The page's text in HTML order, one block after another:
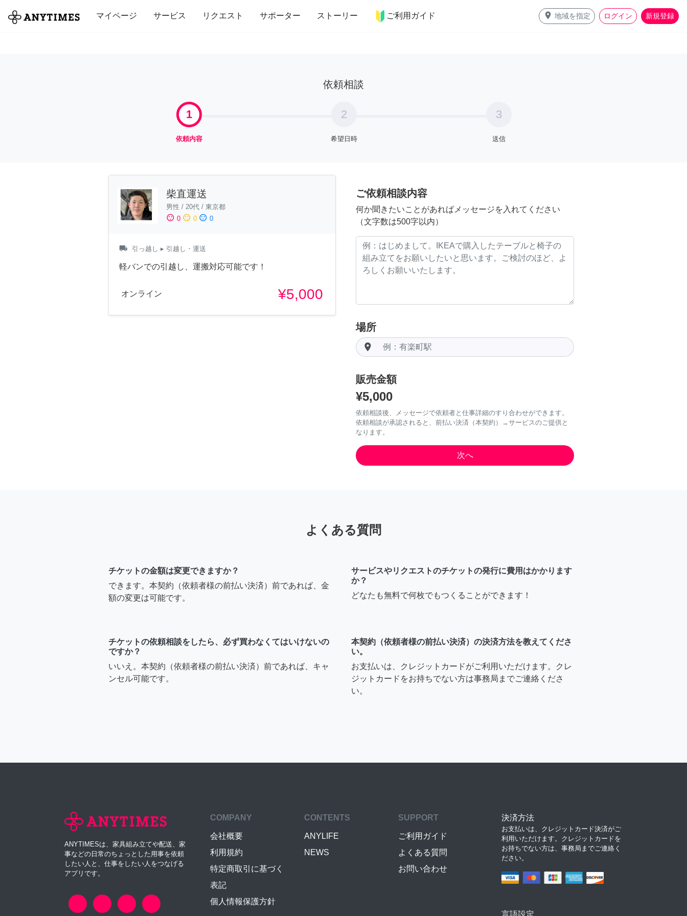
マイページ サービス リクエスト サポーター ストーリー ご利用ガイド place 地域を指定 ログイン 新規登録
全て 修理・組立 家事 引っ越し インテリア 趣味・習い事 ペット 料理
依頼相談
1
依頼内容
2
希望日時
3
送信
柴直運送
男性 / 20代 / 東京都
sentiment_satisfied 0 sentiment_neutral 0 sentiment_dissatisfied 0
local_shipping 引っ越し ▸ 引越し・運送
軽バンでの引越し、運搬対応可能です！
オンライン ¥5,000
ご依頼相談内容
何か聞きたいことがあればメッセージを入れてください
（文字数は500字以内）
場所
room
販売金額
¥5,000
依頼相談後、メッセージで依頼者と仕事詳細のすり合わせができます。
依頼相談が承認されると、前払い決済（本契約）→サービスのご提供と
なります。
よくある質問
チケットの金額は変更できますか？
できます。本契約（依頼者様の前払い決済）前であれば、金
額の変更は可能です。
サービスやリクエストのチケットの発行に費用はかかります
か？
どなたも無料で何枚でもつくることができます！
チケットの依頼相談をしたら、必ず買わなくてはいけないの
ですか？
いいえ。本契約（依頼者様の前払い決済）前であれば、キャ
ンセル可能です。
本契約（依頼者様の前払い決済）の決済方法を教えてくださ
い。
お支払いは、クレジットカードがご利用いただけます。クレ
ジットカードをお持ちでない方は事務局までご連絡くださ
い。
ANYTIMESは、家具組み立てや配送、家
事などの日常のちょっとした用事を依頼
したい人と、仕事をしたい人をつなげる
アプリです。
COMPANY
会社概要
利用規約
特定商取引に基づく
表記
個人情報保護方針
CONTENTS
ANYLIFE
NEWS
SUPPORT
ご利用ガイド
よくある質問
お問い合わせ
決済方法
お支払いは、クレジットカード決済がご
利用いただけます。クレジットカードを
お持ちでない方は、事務局までご連絡く
ださい。
言語設定